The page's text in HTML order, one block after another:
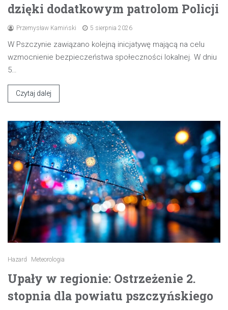
dzięki dodatkowym patrolom Policji
Przemysław Kamiński 5 sierpnia 2026
W Pszczynie zawiązano kolejną inicjatywę mającą na celu
wzmocnienie bezpieczeństwa społeczności lokalnej. W dniu
5…
Czytaj dalej
Hazard Meteorologia
Upały w regionie: Ostrzeżenie 2.
stopnia dla powiatu pszczyńskiego